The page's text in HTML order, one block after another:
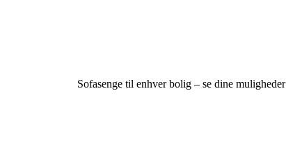
Sofasenge til enhver bolig – se dine muligheder